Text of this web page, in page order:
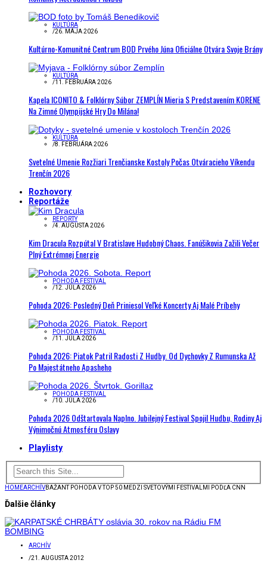
KULTÚRA
/26. MÁJA 2026
Kultúrno-Komunitné Centrum BOD Prvého Júna Oficiálne Otvára Svoje Brány
KULTÚRA
/11. FEBRUÁRA 2026
Kapela ICONITO & Folklórny Súbor ZEMPLÍN Mieria S Predstavením KORENE
Na Zimné Olympijské Hry Do Milána!
KULTÚRA
/8. FEBRUÁRA 2026
Svetelné Umenie Rozžiari Trenčianske Kostoly Počas Otváracieho Víkendu
Trenčín 2026
Rozhovory
Reportáže
REPORTY
/4. AUGUSTA 2026
Kim Dracula Rozpútal V Bratislave Hudobný Chaos. Fanúšikovia Zažili Večer
Plný Extrémnej Energie
POHODA FESTIVAL
/12. JÚLA 2026
Pohoda 2026: Posledný Deň Priniesol Veľké Koncerty Aj Malé Príbehy
POHODA FESTIVAL
/11. JÚLA 2026
Pohoda 2026: Piatok Patril Radosti Z Hudby. Od Dychovky Z Rumunska Až
Po Majestátneho Apasheho
POHODA FESTIVAL
/10. JÚLA 2026
Pohoda 2026 Odštartovala Naplno. Jubilejný Festival Spojil Hudbu, Rodiny Aj
Výnimočnú Atmosféru Oslavy
Playlisty
HOMEARCHÍVBAŽANT POHODA V TOP 50 MEDZI SVETOVÝMI FESTIVALMI PODĽA CNN
Ďalšie články
ARCHÍV
/21. AUGUSTA 2012